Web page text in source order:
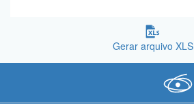
Gerar arquivo XLS